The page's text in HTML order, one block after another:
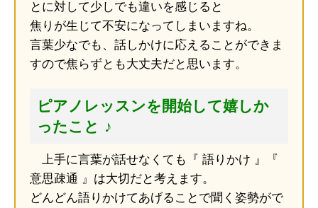
とに対して少しでも違いを感じると
焦りが生じて不安になってしまいますね。
言葉少なでも、話しかけに応えることができま
すので焦らずとも大丈夫だと思います。
ピアノレッスンを開始して嬉しか
ったこと ♪
上手に言葉が話せなくても『 語りかけ 』『
意思疎通 』は大切だと考えます。
どんどん語りかけてあげることで聞く姿勢がで